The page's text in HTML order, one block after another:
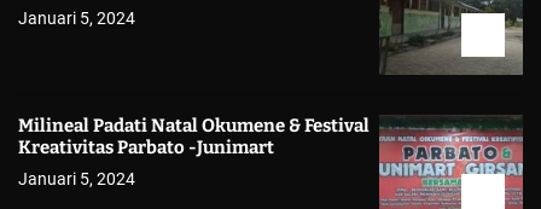
Januari 5, 2024
Milineal Padati Natal Okumene & Festival
Kreativitas Parbato -Junimart
Januari 5, 2024